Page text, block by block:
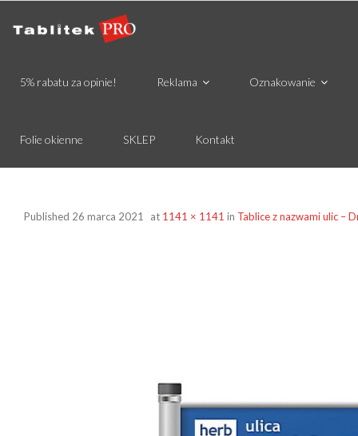
5% rabatu za opinie! Reklama Oznakowanie
Folie okienne SKLEP Kontakt
Published 26 marca 2021 at 1141 × 1141 in Tablice z nazwami ulic –